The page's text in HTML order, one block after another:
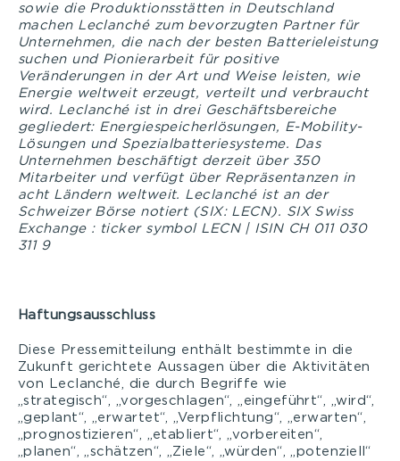
sowie die Produktionsstätten in Deutschland
machen Leclanché zum bevorzugten Partner für
Unternehmen, die nach der besten Batterieleistung
suchen und Pionierarbeit für positive
Veränderungen in der Art und Weise leisten, wie
Energie weltweit erzeugt, verteilt und verbraucht
wird. Leclanché ist in drei Geschäftsbereiche
gegliedert: Energiespeicherlösungen, E-Mobility-
Lösungen und Spezialbatteriesysteme. Das
Unternehmen beschäftigt derzeit über 350
Mitarbeiter und verfügt über Repräsentanzen in
acht Ländern weltweit. Leclanché ist an der
Schweizer Börse notiert (SIX: LECN). SIX Swiss
Exchange : ticker symbol LECN | ISIN CH 011 030
311 9
Haftungsausschluss
Diese Pressemitteilung enthält bestimmte in die
Zukunft gerichtete Aussagen über die Aktivitäten
von Leclanché, die durch Begriffe wie
„strategisch“, „vorgeschlagen“, „eingeführt“, „wird“,
„geplant“, „erwartet“, „Verpflichtung“, „erwarten“,
„prognostizieren“, „etabliert“, „vorbereiten“,
„planen“, „schätzen“, „Ziele“, „würden“, „potenziell“